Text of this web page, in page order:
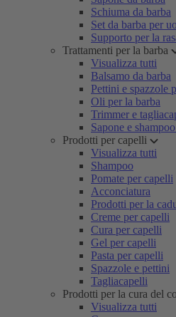
Schiuma da barba
Set da barba per
Supporto per la
Trattamenti per la barba
Visualizza tutti
Balsamo da barba
Pettini e spazzole
Oli per la barba
Trimmer e
Sapone e
Prodotti per capelli
Visualizza tutti
Shampoo
Pomate per capelli
Acconciatura
Prodotti per la
Creme per capelli
Cura per capelli
Gel per capelli
Pasta per capelli
Spazzole e pettini
Tagliacapelli
Prodotti per la cura del
Visualizza tutti